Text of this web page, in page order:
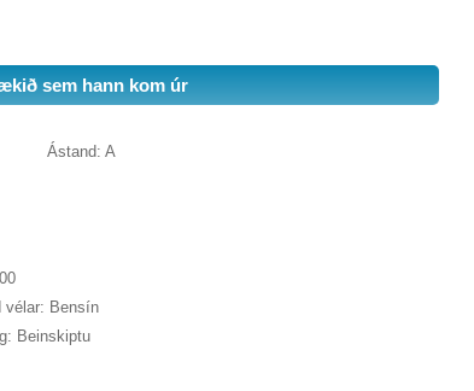
sem hann kom úr
Ástand: A
vélar: Bensín
Beinskiptu